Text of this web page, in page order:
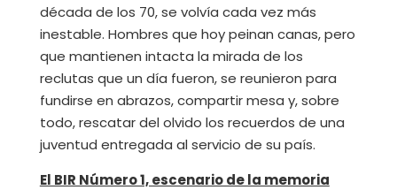
década de los 70, se volvía cada vez más
inestable. Hombres que hoy peinan canas, pero
que mantienen intacta la mirada de los
reclutas que un día fueron, se reunieron para
fundirse en abrazos, compartir mesa y, sobre
todo, rescatar del olvido los recuerdos de una
juventud entregada al servicio de su país.
El BIR Número 1, escenario de la memoria